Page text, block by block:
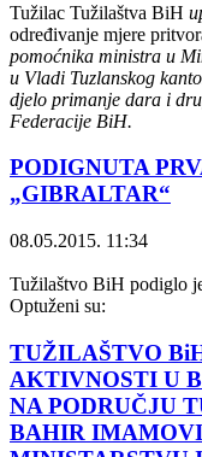
Tužilac Tužilaštva BiH
određivanje mjere
pomoćnika ministra u
u Vladi Tuzlanskog
djelo primanje dara i
Federacije BiH.
PODIGNUTA
„GIBRALTAR“
08.05.2015. 11:34
Tužilaštvo BiH podiglo
Optuženi su:
TUŽILAŠTVO
AKTIVNOSTI U
NA PODRUČJU
BAHIR